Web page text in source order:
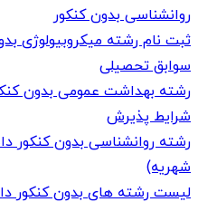
روانشناسی بدون کنکور
ثبت نام رشته میکروبیولوژی
سوابق تحصیلی
رشته بهداشت عمومی بدون
شرایط پذیرش
رشته روانشناسی بدون کنکور
شهریه)
لیست رشته های بدون کنکور